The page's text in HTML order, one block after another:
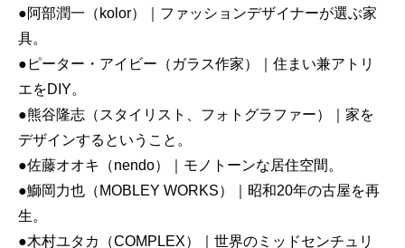
●阿部潤一（kolor）｜ファッションデザイナーが選ぶ家
具。
●ピーター・アイビー（ガラス作家）｜住まい兼アトリ
エをDIY。
●熊谷隆志（スタイリスト、フォトグラファー）｜家を
デザインするということ。
●佐藤オオキ（nendo）｜モノトーンな居住空間。
●鰤岡力也（MOBLEY WORKS）｜昭和20年の古屋を再
生。
●木村ユタカ（COMPLEX）｜世界のミッドセンチュリ